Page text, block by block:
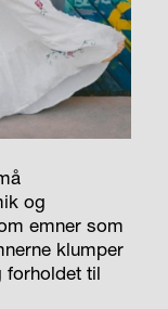
og
emner som
klumper
forholdet til